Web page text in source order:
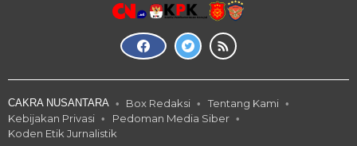
CAKRA NUSANTARA Box Redaksi
Tentang Kami
Kebijakan Privasi
Pedoman Media Siber
Koden Etik Jurnalistik